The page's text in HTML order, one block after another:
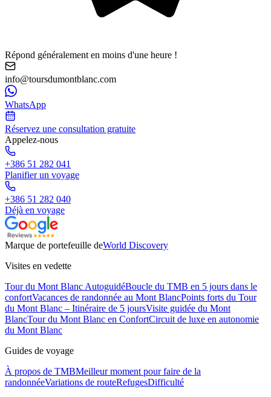
Répond généralement en moins d'une heure !
info@toursdumontblanc.com
WhatsApp
Réservez une consultation gratuite
Appelez-nous
+386 51 282 041
Planifier un voyage
+386 51 282 040
Déjà en voyage
Marque de portefeuille deWorld Discovery
Visites en vedette
Tour du Mont Blanc AutoguidéBoucle du TMB en 5 jours dans le
confortVacances de randonnée au Mont BlancPoints forts du Tour
du Mont Blanc – Itinéraire de 5 joursVisite guidée du Mont
BlancTour du Mont Blanc en ConfortCircuit de luxe en autonomie
du Mont Blanc
Guides de voyage
À propos de TMBMeilleur moment pour faire de la
randonnéeVariations de routeRefugesDifficulté